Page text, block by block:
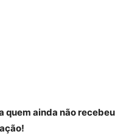
quem ainda não recebeu